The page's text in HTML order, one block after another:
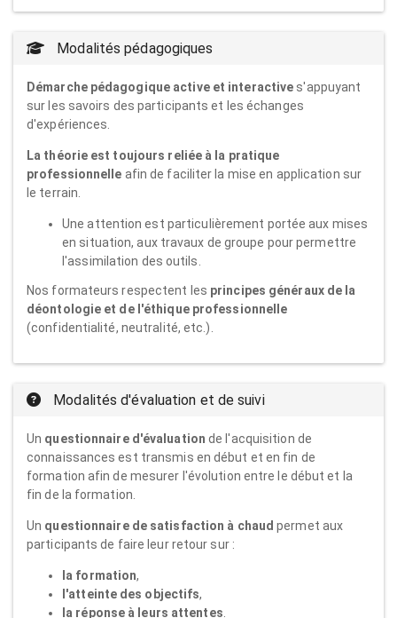
Modalités pédagogiques
Démarche pédagogique active et interactive s'appuyant
sur les savoirs des participants et les échanges
d'expériences.
La théorie est toujours reliée à la pratique
professionnelle afin de faciliter la mise en application sur
le terrain.
Une attention est particulièrement portée aux mises
en situation, aux travaux de groupe pour permettre
l'assimilation des outils.
Nos formateurs respectent les principes généraux de la
déontologie et de l'éthique professionnelle
(confidentialité, neutralité, etc.).
Modalités d'évaluation et de suivi
Un questionnaire d'évaluation de l'acquisition de
connaissances est transmis en début et en fin de
formation afin de mesurer l'évolution entre le début et la
fin de la formation.
Un questionnaire de satisfaction à chaud permet aux
participants de faire leur retour sur :
la formation,
l'atteinte des objectifs,
la réponse à leurs attentes